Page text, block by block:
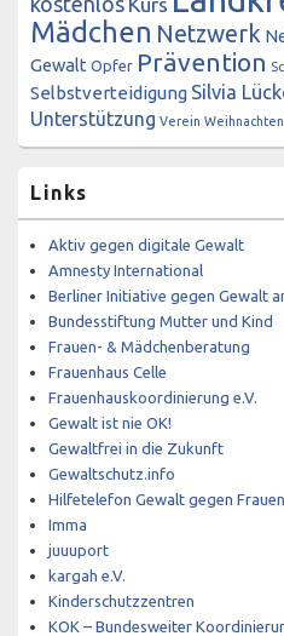
Mädchen Netzwerk
Gewalt Opfer Prävention
Selbstverteidigung Silvia
Unterstützung Verein Weihnachten
Links
Aktiv gegen digitale Gewalt
Amnesty International
Berliner Initiative gegen Gewalt
Bundesstiftung Mutter und Kind
Frauen- & Mädchenberatung
Frauenhaus Celle
Frauenhauskoordinierung e.V.
Gewalt ist nie OK!
Gewaltfrei in die Zukunft
Gewaltschutz.info
Hilfetelefon Gewalt gegen Frauen
Imma
juuuport
kargah e.V.
Kinderschutzzentren
KOK – Bundesweiter